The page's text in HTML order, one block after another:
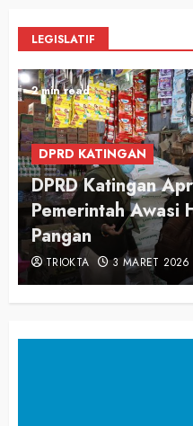
LEGISLATIF
2 min read
DPRD KATINGAN
DPRD Katingan
Pemerintah Awasi
Pangan
TRIOKTA 3 MARET 2026